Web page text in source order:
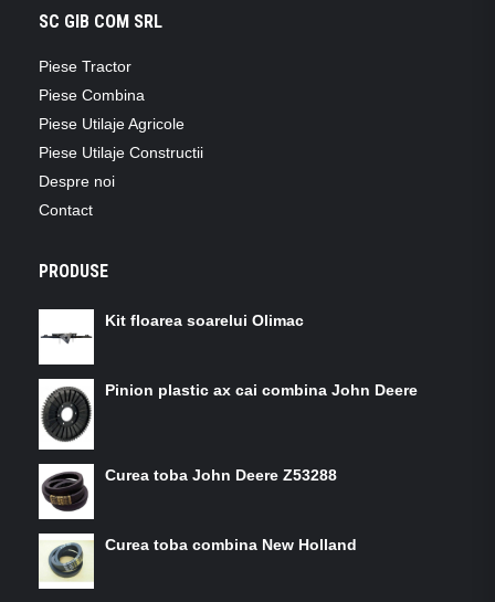
SC GIB COM SRL
Piese Tractor
Piese Combina
Piese Utilaje Agricole
Piese Utilaje Constructii
Despre noi
Contact
PRODUSE
Kit floarea soarelui Olimac
Pinion plastic ax cai combina John Deere
Curea toba John Deere Z53288
Curea toba combina New Holland